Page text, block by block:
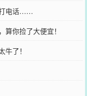
打电话……
你捡了大便宜！
了！